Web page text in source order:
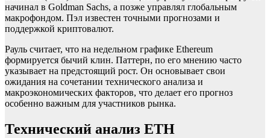
начинал в Goldman Sachs, а позже управлял глобальным
макрофондом. Пэл известен точными прогнозами и
поддержкой криптовалют.
Рауль считает, что на недельном графике Ethereum
формируется бычий клин. Паттерн, по его мнению часто
указывает на предстоящий рост. Он основывает свои
ожидания на сочетании технического анализа и
макроэкономических факторов, что делает его прогноз
особенно важным для участников рынка.
Технический анализ ETH